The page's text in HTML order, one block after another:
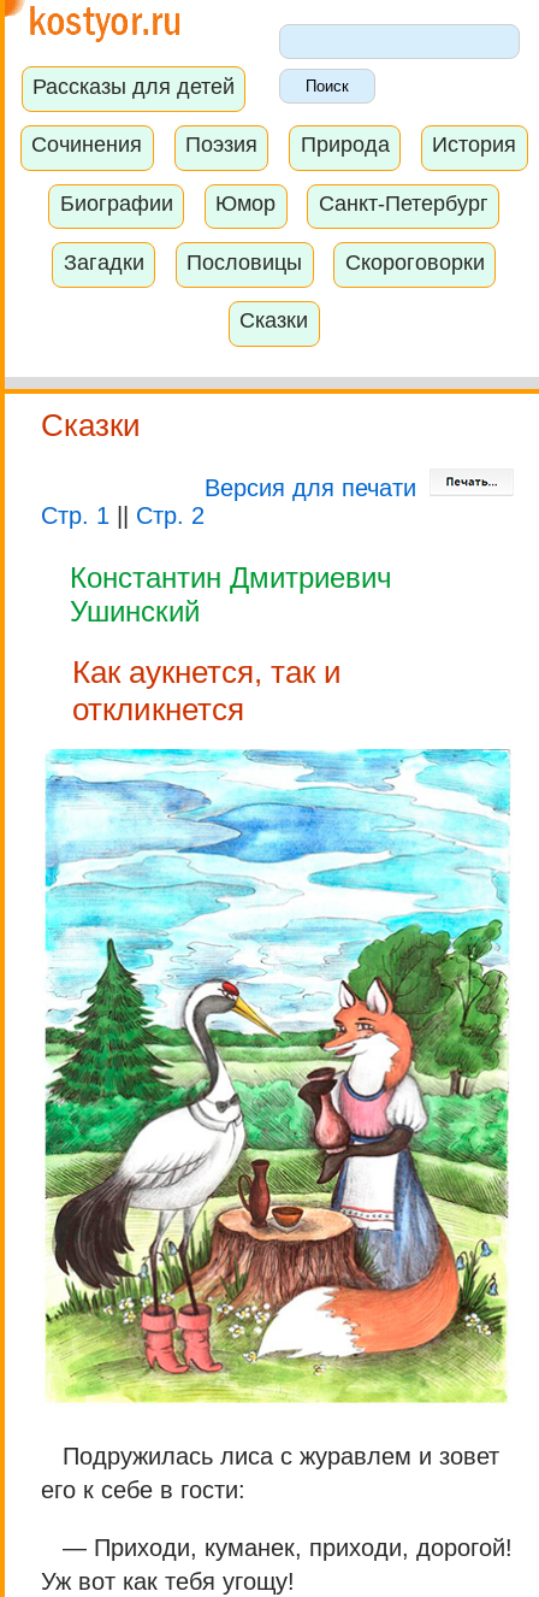
Рассказы для детей
Сочинения Поэзия Природа История
Биографии Юмор Санкт-Петербург
Загадки Пословицы Скороговорки
Сказки
Сказки
Версия для печати
Стр. 1
Стр. 2
Константин Дмитриевич
Ушинский
Как аукнется, так и
откликнется
Подружилась лиса с журавлем и зовет
его к себе в гости:
— Приходи, куманек, приходи, дорогой!
Уж вот как тебя угощу!